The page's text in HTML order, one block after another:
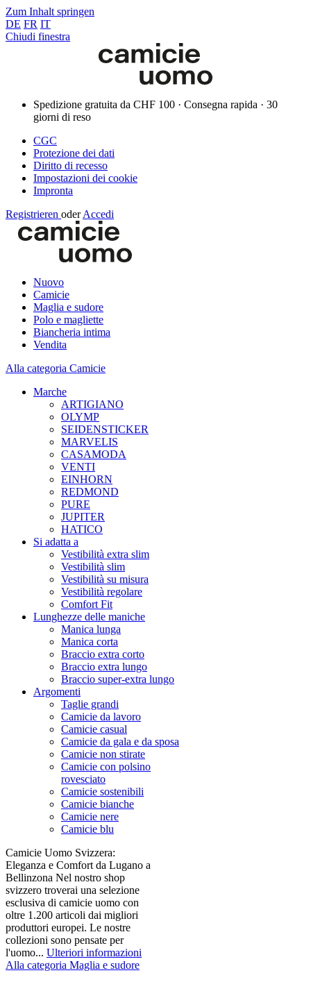
Zum Inhalt springen
DE FR IT
Chiudi finestra
Spedizione gratuita da CHF 100 · Consegna rapida · 30
giorni di reso
CGC
Protezione dei dati
Diritto di recesso
Impostazioni dei cookie
Impronta
Registrieren oder Accedi
Nuovo
Camicie
Maglia e sudore
Polo e magliette
Biancheria intima
Vendita
Alla categoria Camicie
Marche
ARTIGIANO
OLYMP
SEIDENSTICKER
MARVELIS
CASAMODA
VENTI
EINHORN
REDMOND
PURE
JUPITER
HATICO
Si adatta a
Vestibilità extra slim
Vestibilità slim
Vestibilità su misura
Vestibilità regolare
Comfort Fit
Lunghezze delle maniche
Manica lunga
Manica corta
Braccio extra corto
Braccio extra lungo
Braccio super-extra lungo
Argomenti
Taglie grandi
Camicie da lavoro
Camicie casual
Camicie da gala e da sposa
Camicie non stirate
Camicie con polsino
rovesciato
Camicie sostenibili
Camicie bianche
Camicie nere
Camicie blu
Camicie Uomo Svizzera:
Eleganza e Comfort da Lugano a
Bellinzona Nel nostro shop
svizzero troverai una selezione
esclusiva di camicie uomo con
oltre 1.200 articoli dai migliori
produttori europei. Le nostre
collezioni sono pensate per
l'uomo... Ulteriori informazioni
Alla categoria Maglia e sudore